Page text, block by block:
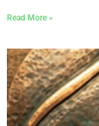
Read More »